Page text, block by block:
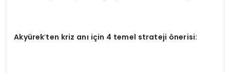
Akyürek’ten kriz anı için 4 temel strateji önerisi: